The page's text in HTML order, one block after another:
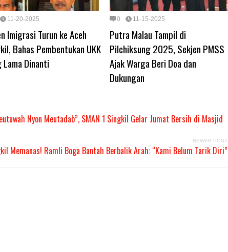
11-20-2025
Imigrasi Turun ke Aceh
Bahas Pembentukan UKK
Lama Dinanti
0 11-15-2025
Putra Malau Tampil di
Pilchiksung 2025, Sekjen PMSS
Ajak Warga Beri Doa dan
Dukungan
Nyon Meutadab”, SMAN 1 Singkil Gelar Jumat Bersih di Masjid
NEWER POST
Memanas! Ramli Boga Bantah Berbalik Arah: “Kami Belum Tarik Diri”